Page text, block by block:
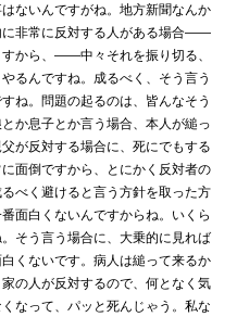
ないんですがね。地方新聞なんか
に非常に反対する人がある場合――
から、――中々それを振り切る、
るんですね。成るべく、そう言う
ね。問題の起るのは、皆んなそう
か息子とか言う場合、本人が縋っ
が反対する場合に、死にでもする
面倒ですから、とにかく反対者の
べく避けると言う方針を取った方
面白くないんですからね。いくら
そう言う場合に、大乗的に見れば
くないです。病人は縋って来るか
の人が反対するので、何となく気
なって、パッと死んじゃう。私な